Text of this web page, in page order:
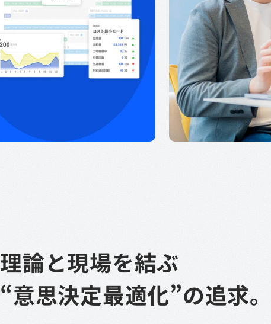
理論と現場を結ぶ
“意思決定最適化”の追求。